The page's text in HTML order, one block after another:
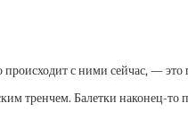
с ними сейчас, — это
тренчем. Балетки наконец-